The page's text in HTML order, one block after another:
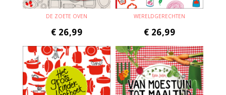
DE ZOETE OVEN
€ 26,99
WERELDGERECHTEN
€ 26,99